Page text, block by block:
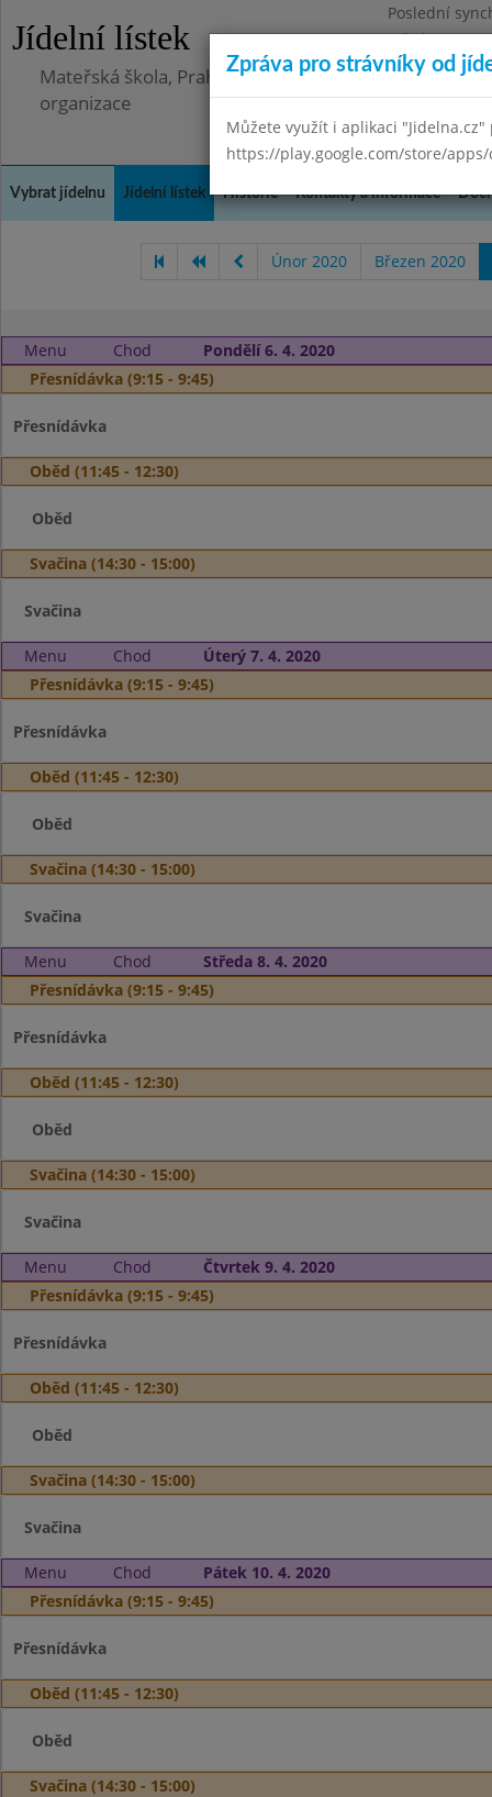
Jídelní lístek
Poslední
Středa
Mateřská škola, Praha 5 - Barrandov, Lohniského
organizace
Vybrat jídelnu Jídelní lístek Historie Kontakty a informace
Únor 2020 Březen 2020
Menu Chod
Pondělí 6. 4. 2020
Přesnídávka (9:15 - 9:45)
Přesnídávka
Oběd (11:45 - 12:30)
Oběd
Svačina (14:30 - 15:00)
Svačina
Menu Chod
Úterý 7. 4. 2020
Přesnídávka (9:15 - 9:45)
Přesnídávka
Oběd (11:45 - 12:30)
Oběd
Svačina (14:30 - 15:00)
Svačina
Menu Chod
Středa 8. 4. 2020
Přesnídávka (9:15 - 9:45)
Přesnídávka
Oběd (11:45 - 12:30)
Oběd
Svačina (14:30 - 15:00)
Svačina
Menu Chod
Čtvrtek 9. 4. 2020
Přesnídávka (9:15 - 9:45)
Přesnídávka
Oběd (11:45 - 12:30)
Oběd
Svačina (14:30 - 15:00)
Svačina
Menu Chod
Pátek 10. 4. 2020
Přesnídávka (9:15 - 9:45)
Přesnídávka
Oběd (11:45 - 12:30)
Oběd
Svačina (14:30 - 15:00)
Zpráva pro strávníky od
Můžete využít i aplikaci
https://play.google.com/store/